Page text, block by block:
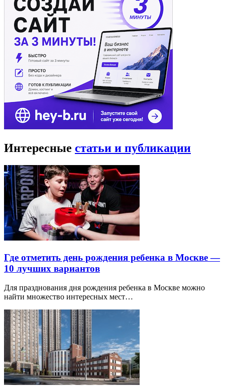
Интересные статьи и публикации
Где отметить день рождения ребенка в Москве —
10 лучших вариантов
Для празднования дня рождения ребенка в Москве можно
найти множество интересных мест…